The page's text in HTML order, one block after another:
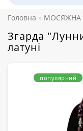
Головна МОСЯЖНА
Згарда
латуні
популярний